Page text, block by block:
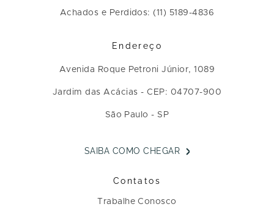
Achados e Perdidos: (11) 5189-4836
Endereço
Avenida Roque Petroni Júnior, 1089
Jardim das Acácias - CEP: 04707-900
São Paulo - SP
SAIBA COMO CHEGAR
Contatos
Trabalhe Conosco